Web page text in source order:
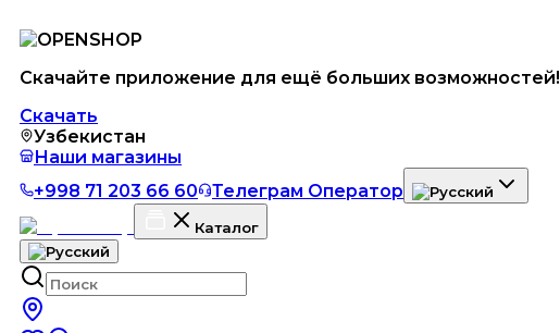
Скачайте приложение для ещё больших возможностей!
Скачать
Узбекистан
Наши магазины
+998 71 203 66 60
Телеграм Оператор
Каталог